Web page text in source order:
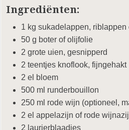
Ingrediënten:
1 kg sukadelappen, riblappen
50 g boter of olijfolie
2 grote uien, gesnipperd
2 teentjes knoflook, fijngehakt
2 el bloem
500 ml runderbouillon
250 ml rode wijn (optioneel,
2 el appelazijn of rode
2 laurierblaadjes